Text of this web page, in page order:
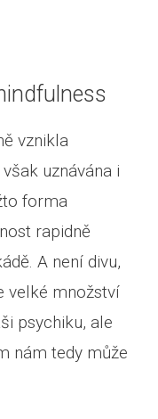
vznikla
uznávána i
forma
rapidně
A není divu,
velké množství
psychiku, ale
nám tedy může